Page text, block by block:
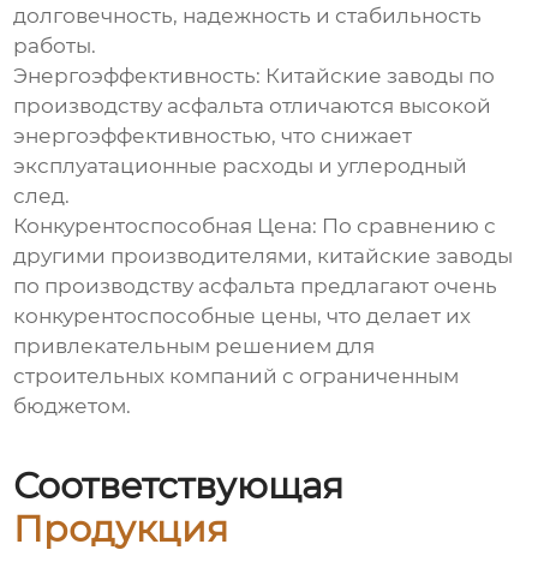
долговечность, надежность и стабильность
работы.
Энергоэффективность: Китайские заводы по
производству асфальта отличаются высокой
энергоэффективностью, что снижает
эксплуатационные расходы и углеродный
след.
Конкурентоспособная Цена: По сравнению с
другими производителями, китайские заводы
по производству асфальта предлагают очень
конкурентоспособные цены, что делает их
привлекательным решением для
строительных компаний с ограниченным
бюджетом.
Соответствующая
Продукция